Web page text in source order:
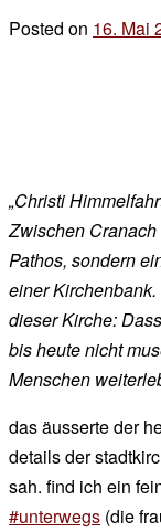
Posted on 16. Mai
„Christi
Zwischen
Pathos, sondern
einer
dieser Kirche:
bis heute nicht
Menschen
das äusserte der
details der
sah. find ich ein
#unterwegs (die